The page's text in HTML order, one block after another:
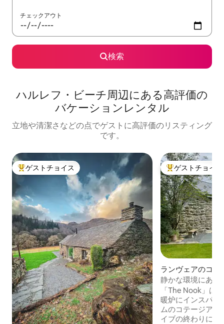
チェックアウト
検索
ハルレフ・ビーチ⁠周⁠辺⁠に⁠あ⁠る高⁠評⁠価⁠の
バ⁠ケ⁠ー⁠シ⁠ョ⁠ン⁠レ⁠ン⁠タ⁠ル
立地や清潔さなどの点でゲストに高評価のリスティング
です。
大好評のゲストチョイスです。
ゲストチョイス 大好評のゲスト
ゲストチョイス
ランヴェアのコテ
静かな環境にある
コテージ
「The Nook」は
暖炉にインスパイ
ムのコテージアネック
イブの終わりにあ